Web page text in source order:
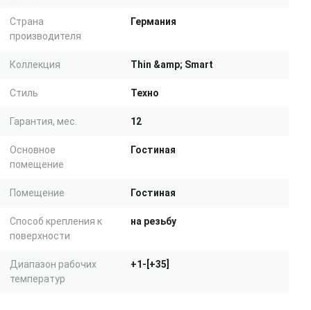
Страна
производителя
Германия
Коллекция Thin &amp; Smart
Стиль Техно
Гарантия, мес. 12
Основное
помещение
Гостиная
Помещение Гостиная
Способ крепления к
поверхности
на резьбу
Диапазон рабочих
температур
+1-[+35]